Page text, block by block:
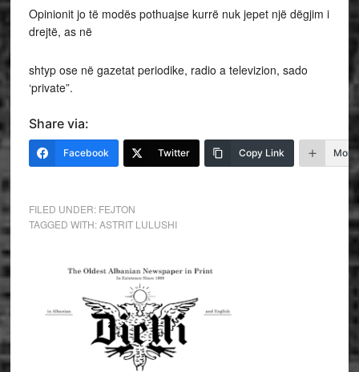
Opinionit jo të modës pothuajse kurrë nuk jepet një dëgjim i
drejtë, as në
shtyp ose në gazetat periodike, radio a televizion, sado
‘private”.
Share via:
Facebook Twitter Copy Link More
FILED UNDER: FEJTON
TAGGED WITH:ASTRIT LULUSHI